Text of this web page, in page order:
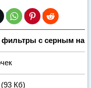
фильтры с серным
Кб)